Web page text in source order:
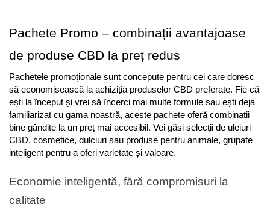
Pachete Promo – combinații avantajoase
de produse CBD la preț redus
Pachetele promoționale sunt concepute pentru cei care doresc
să economisească la achiziția produselor CBD preferate. Fie că
ești la început și vrei să încerci mai multe formule sau ești deja
familiarizat cu gama noastră, aceste pachete oferă combinații
bine gândite la un preț mai accesibil. Vei găsi selecții de uleiuri
CBD, cosmetice, dulciuri sau produse pentru animale, grupate
inteligent pentru a oferi varietate și valoare.
Economie inteligentă, fără compromisuri la
calitate